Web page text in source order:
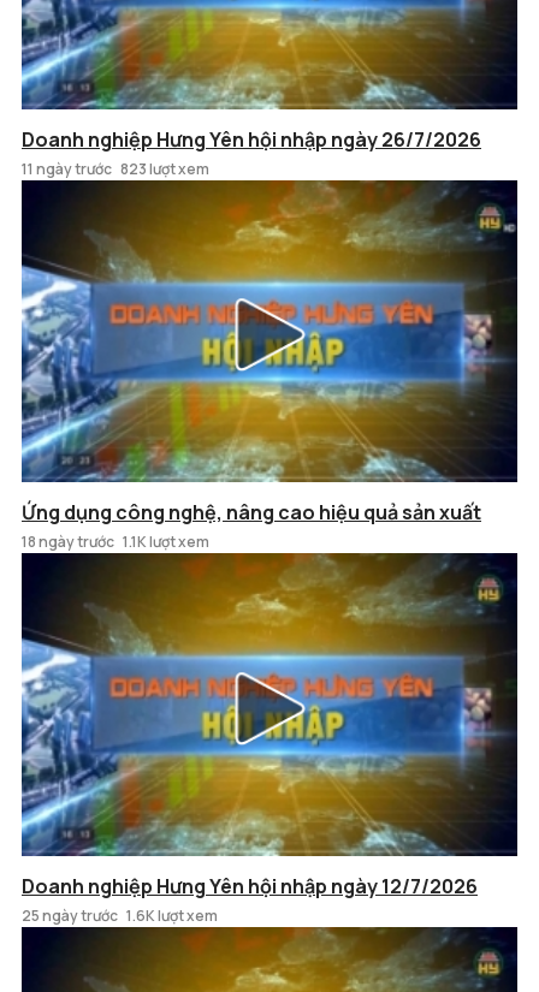
Doanh nghiệp Hưng Yên hội nhập ngày 26/7/2026
11 ngày trước 823 lượt xem
Ứng dụng công nghệ, nâng cao hiệu quả sản xuất
18 ngày trước 1.1K lượt xem
Doanh nghiệp Hưng Yên hội nhập ngày 12/7/2026
25 ngày trước 1.6K lượt xem